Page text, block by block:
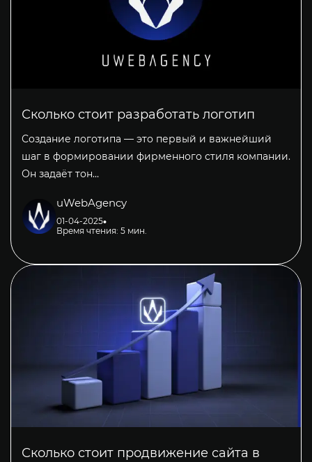
Сколько стоит разработать логотип
Создание логотипа — это первый и важнейший
шаг в формировании фирменного стиля компании.
Он задаёт тон…
uWebAgency
01-04-2025
Время чтения: 5 мин.
Сколько стоит продвижение сайта в